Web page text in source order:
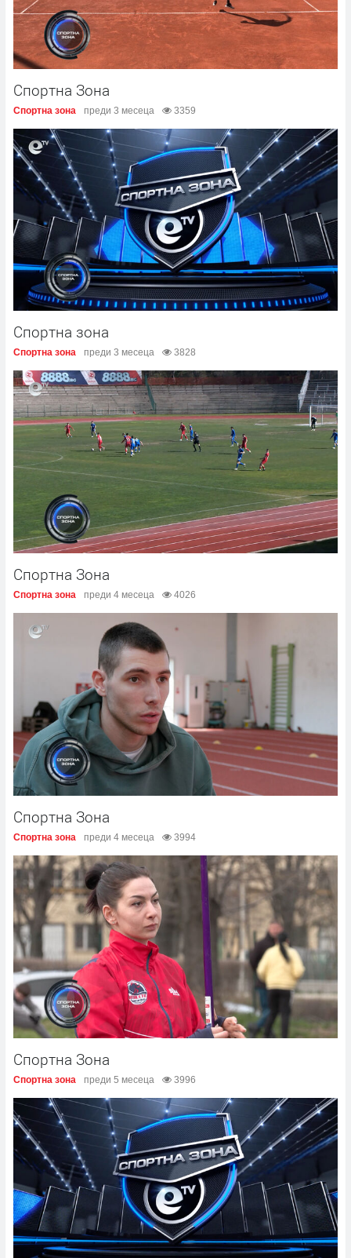
Спортна Зона
Спортна зона преди 3 месеца 3359
Спортна зона
Спортна зона преди 3 месеца 3828
Спортна Зона
Спортна зона преди 4 месеца 4026
Спортна Зона
Спортна зона преди 4 месеца 3994
Спортна Зона
Спортна зона преди 5 месеца 3996